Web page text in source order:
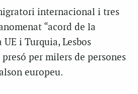
internacional i tres
“acord de la
i Turquia, Lesbos
per milers de persones
europeu.